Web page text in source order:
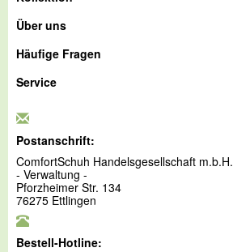
Über uns
Häufige Fragen
Service
Postanschrift:
ComfortSchuh Handelsgesellschaft m.b.H.
- Verwaltung -
Pforzheimer Str. 134
76275 Ettlingen
Bestell-Hotline: